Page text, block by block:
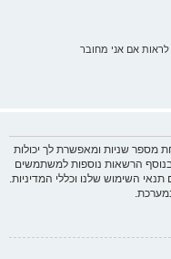
אם אני מחובר
מספר שניות ומאפשרת לך יכולות
הרשאות נוספות למשתמשים
השימוש שלנו וכללי המדיניות.